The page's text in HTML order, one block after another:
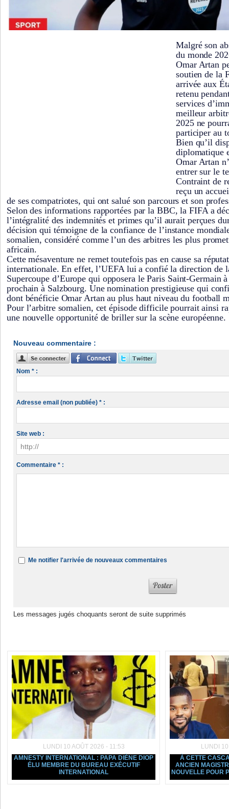
Malgré son
du monde
Omar Artan
soutien de la
arrivée aux
retenu
services
meilleur
2025 ne
participer au
Bien qu’il
diplomatique
Omar Artan
entrer sur le
Contraint de
reçu un
de ses compatriotes, qui ont salué son parcours et son
Selon des informations rapportées par la BBC, la FIFA a
l’intégralité des indemnités et primes qu’il aurait perçues
décision qui témoigne de la confiance de l’instance
somalien, considéré comme l’un des arbitres les plus
africain.
Cette mésaventure ne remet toutefois pas en cause sa
internationale. En effet, l’UEFA lui a confié la direction de
Supercoupe d’Europe qui opposera le Paris Saint-Germain
prochain à Salzbourg. Une nomination prestigieuse qui
dont bénéficie Omar Artan au plus haut niveau du football
Pour l’arbitre somalien, cet épisode difficile pourrait ainsi
une nouvelle opportunité de briller sur la scène européenne.
Nouveau commentaire :
Nom * :
Adresse email (non publiée) * :
Site web :
Commentaire * :
Me notifier l'arrivée de nouveaux commentaires
Les messages jugés choquants seront de suite supprimés
LUNDI 10 AOÛT 2026 - 11:53
AMNESTY INTERNATIONAL : PAPA DIÈNE DIOP
ÉLU MEMBRE DU BUREAU EXÉCUTIF
INTERNATIONAL
LUNDI
À CETTE
ANCIEN
NOUVELLE POUR